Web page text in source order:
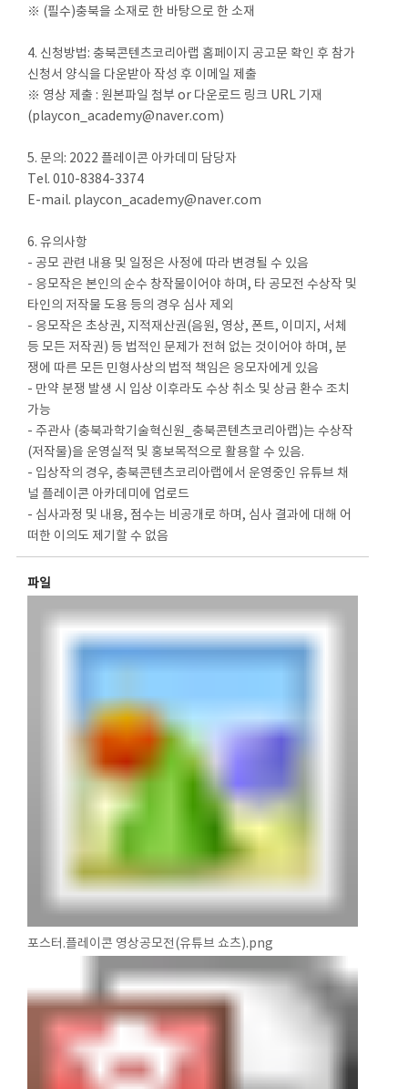
※ (필수)충북을 소재로 한 바탕으로 한 소재
4. 신청방법: 충북콘텐츠코리아랩 홈페이지 공고문 확인 후 참가
신청서 양식을 다운받아 작성 후 이메일 제출
※ 영상 제출 : 원본파일 첨부 or 다운로드 링크 URL 기재
(playcon_academy@naver.com)
5. 문의: 2022 플레이콘 아카데미 담당자
Tel. 010-8384-3374
E-mail. playcon_academy@naver.com
6. 유의사항
- 공모 관련 내용 및 일정은 사정에 따라 변경될 수 있음
- 응모작은 본인의 순수 창작물이어야 하며, 타 공모전 수상작 및
타인의 저작물 도용 등의 경우 심사 제외
- 응모작은 초상권, 지적재산권(음원, 영상, 폰트, 이미지, 서체
등 모든 저작권) 등 법적인 문제가 전혀 없는 것이어야 하며, 분
쟁에 따른 모든 민형사상의 법적 책임은 응모자에게 있음
- 만약 분쟁 발생 시 입상 이후라도 수상 취소 및 상금 환수 조치
가능
- 주관사 (충북과학기술혁신원_충북콘텐츠코리아랩)는 수상작
(저작물)을 운영실적 및 홍보목적으로 활용할 수 있음.
- 입상작의 경우, 충북콘텐츠코리아랩에서 운영중인 유튜브 채
널 플레이콘 아카데미에 업로드
- 심사과정 및 내용, 점수는 비공개로 하며, 심사 결과에 대해 어
떠한 이의도 제기할 수 없음
파일
포스터.플레이콘 영상공모전(유튜브 쇼츠).png